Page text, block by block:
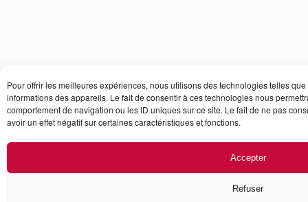
Pour offrir les meilleures expériences, nous utilisons des technologies telles
informations des appareils. Le fait de consentir à ces technologies nous
comportement de navigation ou les ID uniques sur ce site. Le fait de ne pas
avoir un effet négatif sur certaines caractéristiques et fonctions.
Accepter
Refuser